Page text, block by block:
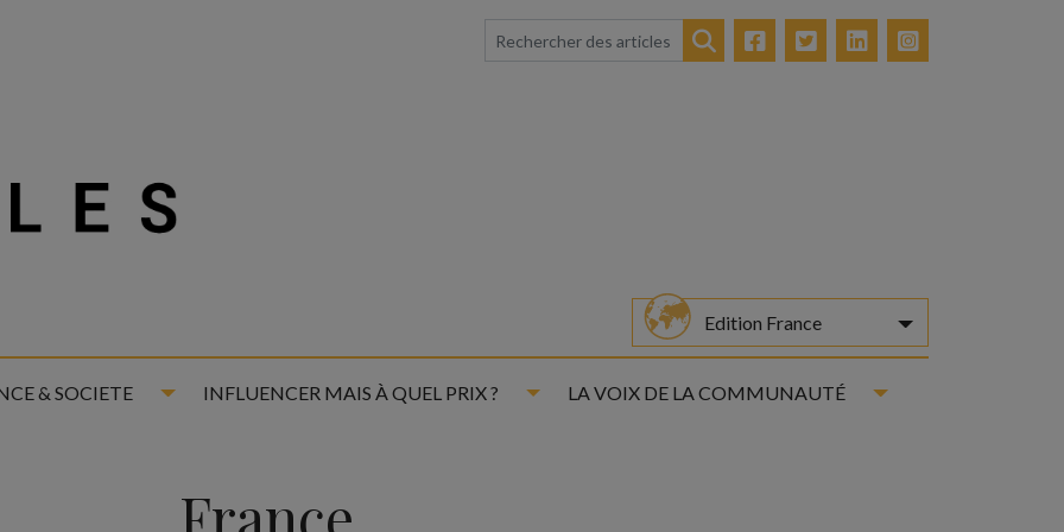
& SOCIETE Toggle Dropdown
INFLUENCER MAIS À QUEL PRIX ? Toggle Dropdown
LA VOIX DE LA COMMUNAUTÉ Toggle Dropdown
FacebookTwitterLinkedIn
Edition France
France